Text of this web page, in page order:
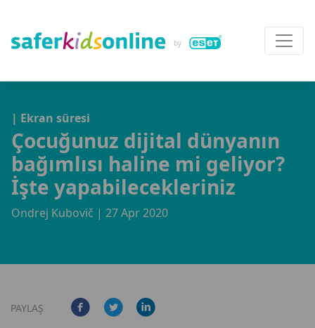
| Ekran süresi
Çocuğunuz dijital dünyanın
bağımlısı haline mi geliyor?
İşte yapabilecekleriniz
Ondrej Kubovič | 27 Apr 2020
PAYLAŞ